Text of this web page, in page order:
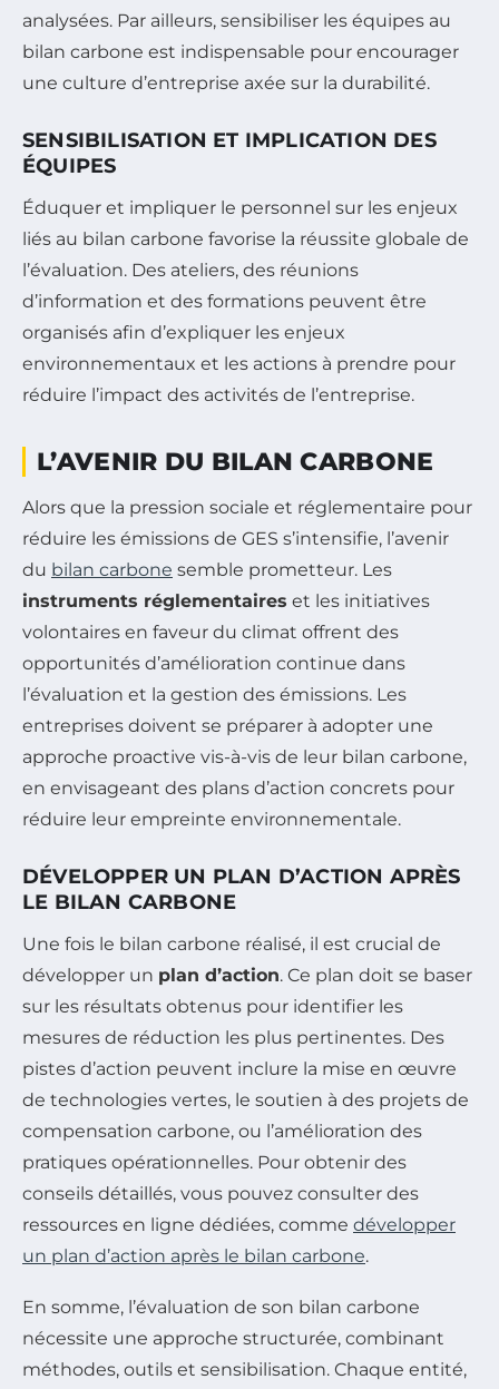
analysées. Par ailleurs, sensibiliser les équipes au
bilan carbone est indispensable pour encourager
une culture d’entreprise axée sur la durabilité.
SENSIBILISATION ET IMPLICATION DES
ÉQUIPES
Éduquer et impliquer le personnel sur les enjeux
liés au bilan carbone favorise la réussite globale de
l’évaluation. Des ateliers, des réunions
d’information et des formations peuvent être
organisés afin d’expliquer les enjeux
environnementaux et les actions à prendre pour
réduire l’impact des activités de l’entreprise.
L’AVENIR DU BILAN CARBONE
Alors que la pression sociale et réglementaire pour
réduire les émissions de GES s’intensifie, l’avenir
du bilan carbone semble prometteur. Les
instruments réglementaires et les initiatives
volontaires en faveur du climat offrent des
opportunités d’amélioration continue dans
l’évaluation et la gestion des émissions. Les
entreprises doivent se préparer à adopter une
approche proactive vis-à-vis de leur bilan carbone,
en envisageant des plans d’action concrets pour
réduire leur empreinte environnementale.
DÉVELOPPER UN PLAN D’ACTION APRÈS
LE BILAN CARBONE
Une fois le bilan carbone réalisé, il est crucial de
développer un plan d’action. Ce plan doit se baser
sur les résultats obtenus pour identifier les
mesures de réduction les plus pertinentes. Des
pistes d’action peuvent inclure la mise en œuvre
de technologies vertes, le soutien à des projets de
compensation carbone, ou l’amélioration des
pratiques opérationnelles. Pour obtenir des
conseils détaillés, vous pouvez consulter des
ressources en ligne dédiées, comme développer
un plan d’action après le bilan carbone.
En somme, l’évaluation de son bilan carbone
nécessite une approche structurée, combinant
méthodes, outils et sensibilisation. Chaque entité,